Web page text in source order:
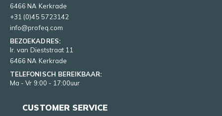
6466 NA Kerkrade
+31 (0)45 5723142
info@profeq.com
BEZOEKADRES:
Ir. van Dieststraat 11
6466 NA Kerkrade
TELEFONISCH BEREIKBAAR:
Ma - Vr 9:00 - 17:00uur
CUSTOMER SERVICE